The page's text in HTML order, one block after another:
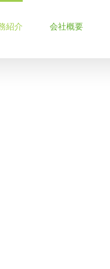
紹介 会社概要